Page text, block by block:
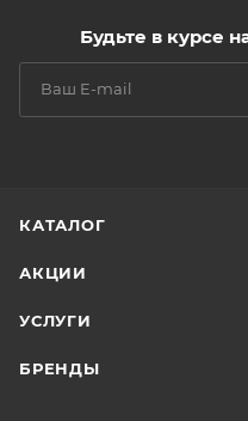
Будьте в курсе
КАТАЛОГ
АКЦИИ
УСЛУГИ
БРЕНДЫ